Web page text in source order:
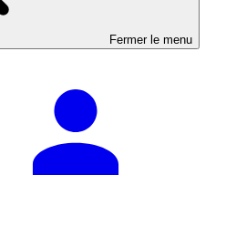
Fermer le menu